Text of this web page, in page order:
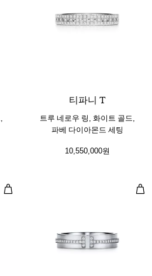
티파니 T
트루 네로우 링, 화이트 골드,
파베 다이아몬드 세팅
10,550,000원
네로우 파베 다이아몬드 링, 화이트
네